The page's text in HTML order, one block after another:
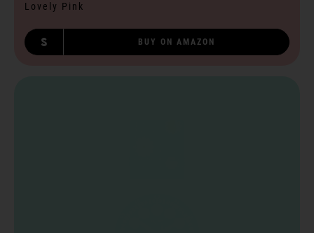
Lovely Pink
S BUY ON AMAZON